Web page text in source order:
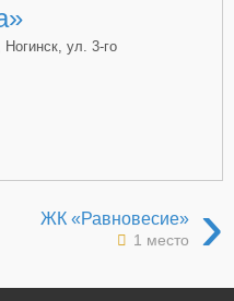
ул. 3-го
›
ЖК «Равновесие»
1 место